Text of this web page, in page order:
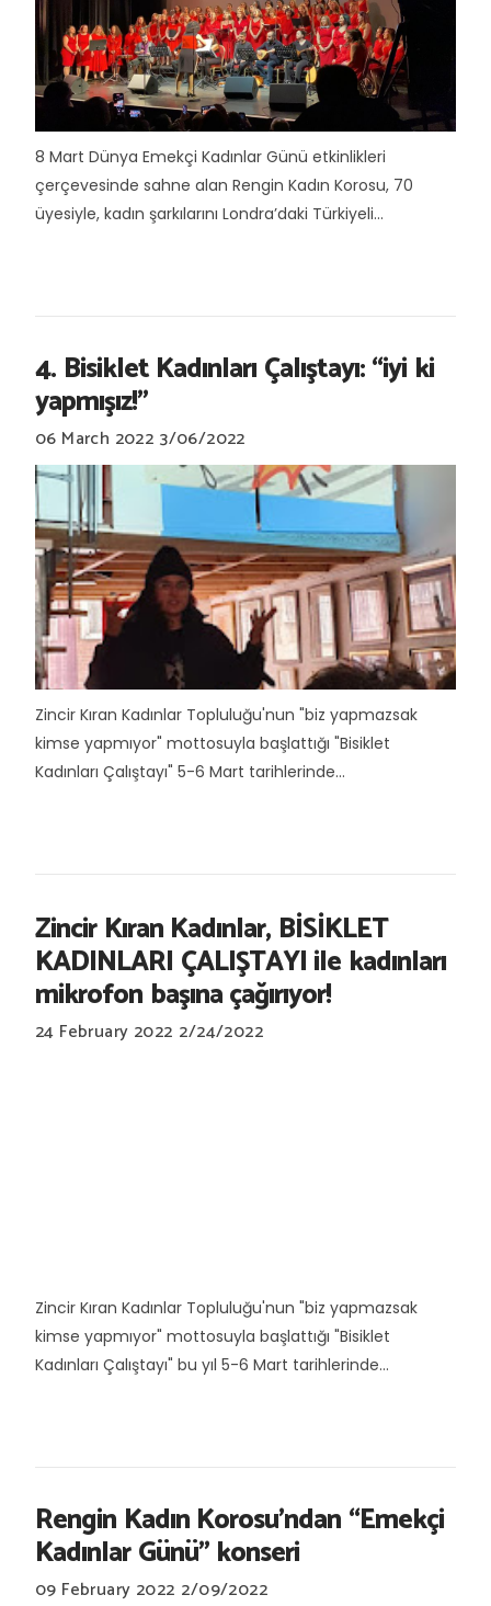
8 Mart Dünya Emekçi Kadınlar Günü etkinlikleri
çerçevesinde sahne alan Rengin Kadın Korosu, 70
üyesiyle, kadın şarkılarını Londra’daki Türkiyeli...
4. Bisiklet Kadınları Çalıştayı: “iyi ki
yapmışız!"
06 March 2022 3/06/2022
Zincir Kıran Kadınlar Topluluğu'nun "biz yapmazsak
kimse yapmıyor" mottosuyla başlattığı "Bisiklet
Kadınları Çalıştayı" 5-6 Mart tarihlerinde...
Zincir Kıran Kadınlar, BİSİKLET
KADINLARI ÇALIŞTAYI ile kadınları
mikrofon başına çağırıyor!
24 February 2022 2/24/2022
Zincir Kıran Kadınlar Topluluğu'nun "biz yapmazsak
kimse yapmıyor" mottosuyla başlattığı "Bisiklet
Kadınları Çalıştayı" bu yıl 5-6 Mart tarihlerinde...
Rengin Kadın Korosu'ndan “Emekçi
Kadınlar Günü" konseri
09 February 2022 2/09/2022